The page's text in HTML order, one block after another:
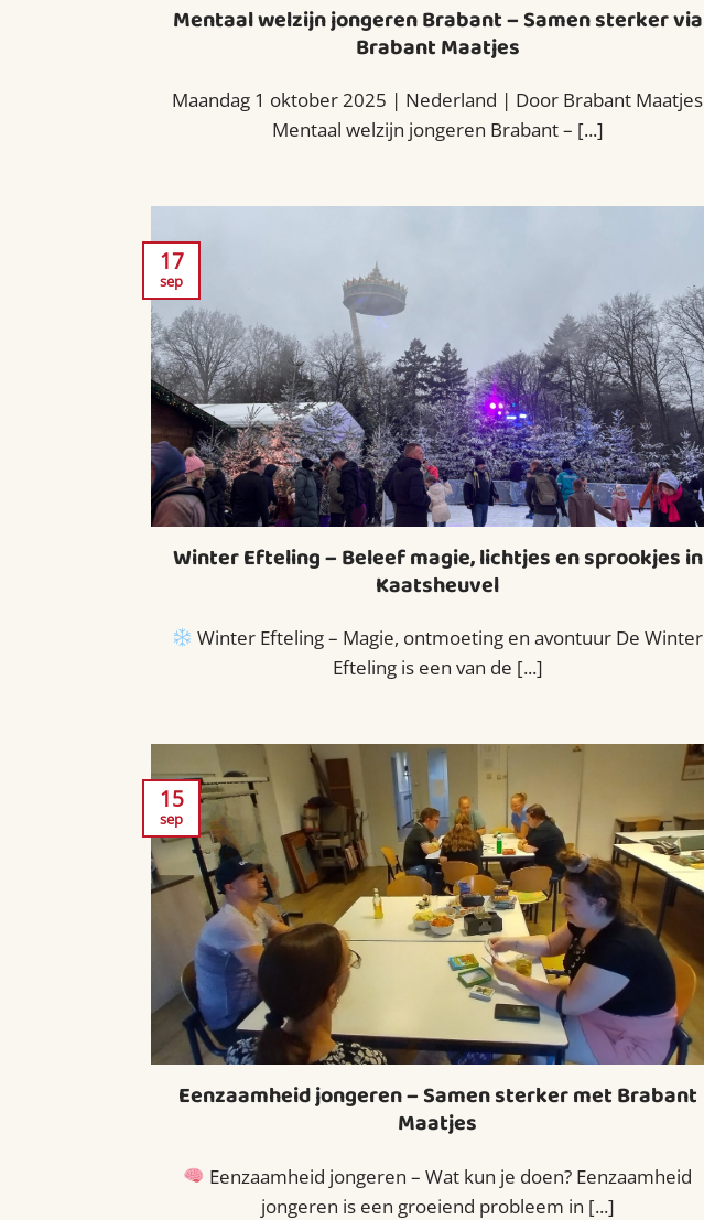
Mentaal welzijn jongeren Brabant – Samen sterker via
Brabant Maatjes
Maandag 1 oktober 2025 | Nederland | Door Brabant Maatjes
Mentaal welzijn jongeren Brabant – [...]
Winter Efteling – Beleef magie, lichtjes en sprookjes in
Kaatsheuvel
Winter Efteling – Magie, ontmoeting en avontuur De Winter
Efteling is een van de [...]
17
sep
Eenzaamheid jongeren – Samen sterker met Brabant
Maatjes
Eenzaamheid jongeren – Wat kun je doen? Eenzaamheid
jongeren is een groeiend probleem in [...]
15
sep